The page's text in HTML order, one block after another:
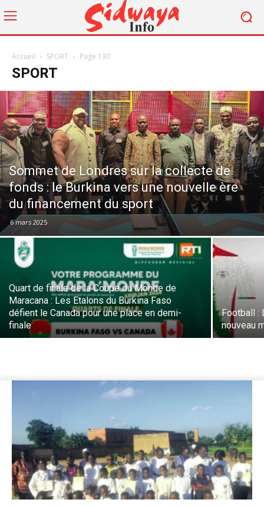
Accueil SPORT Page 130
SPORT
Sommet de Londres sur la collecte de
fonds : le Burkina vers une nouvelle ère
du financement du sport
6 mars 2025
Quart de finale de la Coupe du Monde de
Maracana : Les Etalons du Burkina Faso
défient le Canada pour une place en demi-
finale
Football :
nouveau